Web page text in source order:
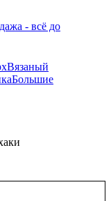
- всё до
Вязаный
Большие